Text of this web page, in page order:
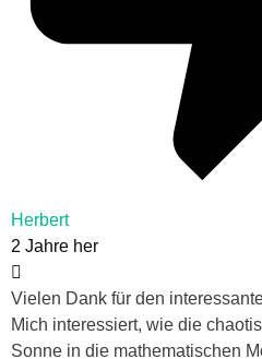
Herbert
2 Jahre her
Vielen Dank für den
Mich interessiert, wie die
Sonne in die mathematischen